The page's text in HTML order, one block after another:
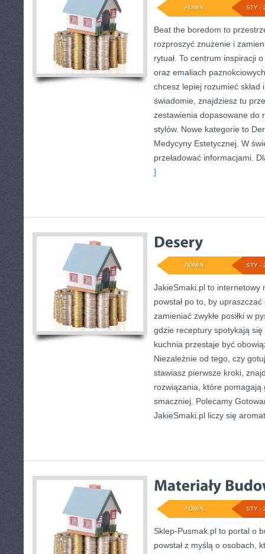
STY -
ADMIN
Beat the boredom to
rozproszyć znużenie i
rytuał. To centrum inspiracji
oraz emaliach
chcesz lepiej rozumieć
świadomie, znajdziesz tu
zestawienia dopasowane do
stylów. Nowe kategorie to
Medycyny Estetycznej. W
przeładować informacjami.
]
STY -
ADMIN
JakieSmaki.pl to internetowy
powstał po to, by
zamieniać zwykłe posiłki w
gdzie receptury spotykają
kuchnia przestaje być
Niezależnie od tego, czy
stawiasz pierwsze kroki,
rozwiązania, które pomagają
smaczniej. Polecamy
JakieSmaki.pl liczy się
STY -
ADMIN
Sklep-Pusmak.pl to portal o
powstał z myślą o osobach,